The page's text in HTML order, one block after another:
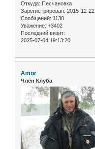
Откуда: Песчановка
Зарегистрирован: 2015-12-22
Сообщений: 1130
Уважение: +3402
Последний визит:
2025-07-04 19:13:20
Amor
Член Клуба